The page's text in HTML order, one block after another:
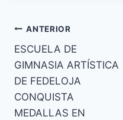
ANTERIOR
ESCUELA DE
GIMNASIA ARTÍSTICA
DE FEDELOJA
CONQUISTA
MEDALLAS EN